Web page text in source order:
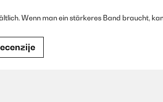
Wenn man ein stärkeres Band braucht,